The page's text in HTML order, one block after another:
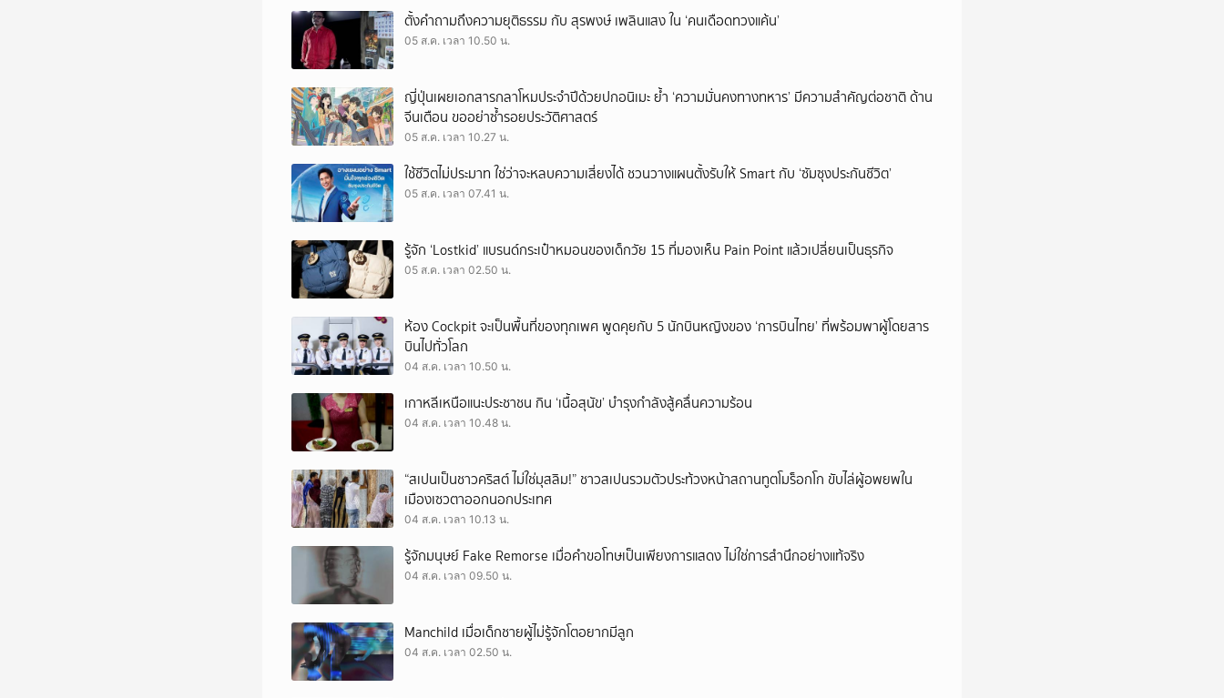
ตั้งคำถามถึงความยุติธรรม กับ สุรพงษ์ เพลินแสง ใน ‘คนเดือดทวงแค้น’
05 ส.ค. เวลา 10.50 น.
ญี่ปุ่นเผยเอกสารกลาโหมประจำปีด้วยปกอนิเมะ ย้ำ ‘ความมั่นคงทางทหาร’ มีความสำคัญต่อชาติ ด้าน
จีนเตือน ขออย่าซ้ำรอยประวัติศาสตร์
05 ส.ค. เวลา 10.27 น.
ใช้ชีวิตไม่ประมาท ใช่ว่าจะหลบความเสี่ยงได้ ชวนวางแผนตั้งรับให้ Smart กับ ‘ซัมซุงประกันชีวิต’
05 ส.ค. เวลา 07.41 น.
รู้จัก ‘Lostkid’ แบรนด์กระเป๋าหมอนของเด็กวัย 15 ที่มองเห็น Pain Point แล้วเปลี่ยนเป็นธุรกิจ
05 ส.ค. เวลา 02.50 น.
ห้อง Cockpit จะเป็นพื้นที่ของทุกเพศ พูดคุยกับ 5 นักบินหญิงของ ‘การบินไทย’ ที่พร้อมพาผู้โดยสาร
บินไปทั่วโลก
04 ส.ค. เวลา 10.50 น.
เกาหลีเหนือแนะประชาชน กิน ‘เนื้อสุนัข’ บำรุงกำลังสู้คลื่นความร้อน
04 ส.ค. เวลา 10.48 น.
“สเปนเป็นชาวคริสต์ ไม่ใช่มุสลิม!” ชาวสเปนรวมตัวประท้วงหน้าสถานทูตโมร็อกโก ขับไล่ผู้อพยพใน
เมืองเซวตาออกนอกประเทศ
04 ส.ค. เวลา 10.13 น.
รู้จักมนุษย์ Fake Remorse เมื่อคำขอโทษเป็นเพียงการแสดง ไม่ใช่การสำนึกอย่างแท้จริง
04 ส.ค. เวลา 09.50 น.
Manchild เมื่อเด็กชายผู้ไม่รู้จักโตอยากมีลูก
04 ส.ค. เวลา 02.50 น.